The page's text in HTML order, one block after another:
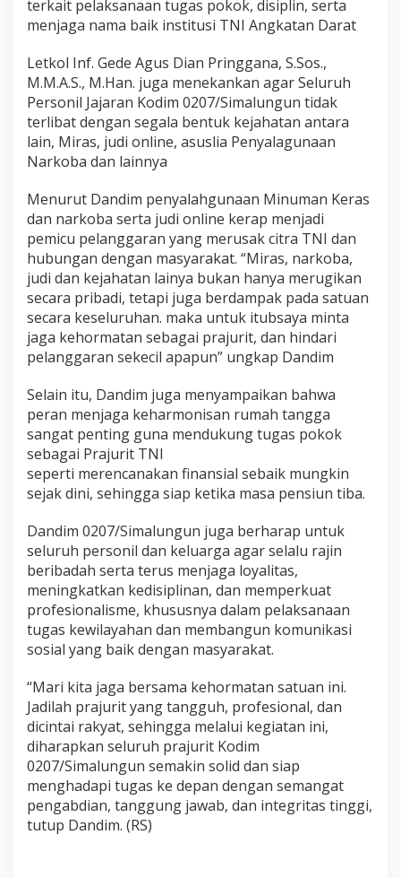
e
,
D
s
i
p
l
i
n
,
a
n
I
n
t
e
g
r
i
t
a
P
r
a
j
r
i
t
u
n
a
M
e
n
j
a
a
N
a
m
a
B
a
i
k
terkait pelaksanaan tugas pokok, disiplin, serta
menjaga nama baik institusi TNI Angkatan Darat
Letkol Inf. Gede Agus Dian Pringgana, S.Sos.,
M.M.A.S., M.Han. juga menekankan agar Seluruh
Personil Jajaran Kodim 0207/Simalungun tidak
terlibat dengan segala bentuk kejahatan antara
lain, Miras, judi online, asuslia Penyalagunaan
Narkoba dan lainnya
Menurut Dandim penyalahgunaan Minuman Keras
dan narkoba serta judi online kerap menjadi
pemicu pelanggaran yang merusak citra TNI dan
hubungan dengan masyarakat. “Miras, narkoba,
judi dan kejahatan lainya bukan hanya merugikan
secara pribadi, tetapi juga berdampak pada satuan
secara keseluruhan. maka untuk itubsaya minta
jaga kehormatan sebagai prajurit, dan hindari
pelanggaran sekecil apapun” ungkap Dandim
Selain itu, Dandim juga menyampaikan bahwa
peran menjaga keharmonisan rumah tangga
sangat penting guna mendukung tugas pokok
sebagai Prajurit TNI
seperti merencanakan finansial sebaik mungkin
sejak dini, sehingga siap ketika masa pensiun tiba.
Dandim 0207/Simalungun juga berharap untuk
seluruh personil dan keluarga agar selalu rajin
beribadah serta terus menjaga loyalitas,
meningkatkan kedisiplinan, dan memperkuat
profesionalisme, khususnya dalam pelaksanaan
tugas kewilayahan dan membangun komunikasi
sosial yang baik dengan masyarakat.
“Mari kita jaga bersama kehormatan satuan ini.
Jadilah prajurit yang tangguh, profesional, dan
dicintai rakyat, sehingga melalui kegiatan ini,
diharapkan seluruh prajurit Kodim
0207/Simalungun semakin solid dan siap
menghadapi tugas ke depan dengan semangat
pengabdian, tanggung jawab, dan integritas tinggi,
tutup Dandim. (RS)